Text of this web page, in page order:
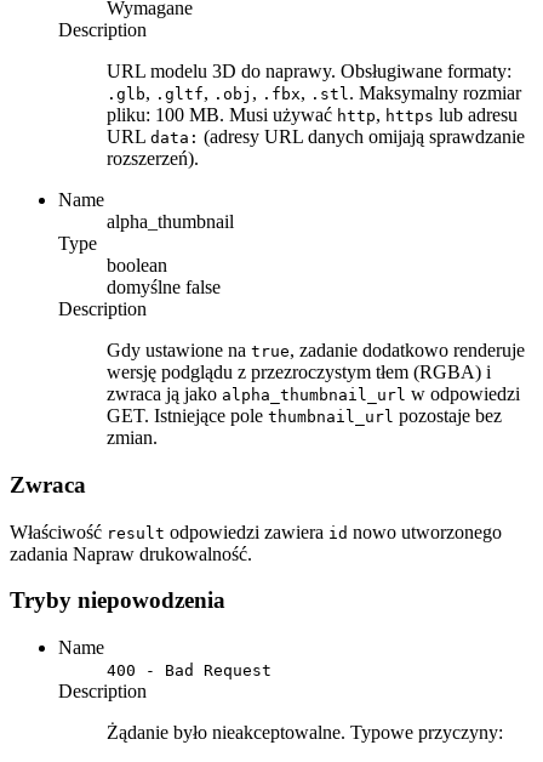
Wymagane
Description
URL modelu 3D do naprawy. Obsługiwane formaty:
.glb, .gltf, .obj , .fbx, .stl. Maksymalny rozmiar
pliku: 100 MB. Musi używać http, https lub adresu
URL data: (adresy URL danych omijają sprawdzanie
rozszerzeń).
Name
alpha_thumbnail
Type
boolean
domyślne false
Description
Gdy ustawione na true, zadanie dodatkowo renderuje
wersję podglądu z przezroczystym tłem (RGBA) i
zwraca ją jako alpha_thumbnail_url w odpowiedzi
GET. Istniejące pole thumbnail_url pozostaje bez
zmian.
Zwraca
Właściwość result odpowiedzi zawiera id nowo utworzonego
zadania Napraw drukowalność.
Tryby niepowodzenia
Name
400 - Bad Request
Description
Żądanie było nieakceptowalne. Typowe przyczyny: